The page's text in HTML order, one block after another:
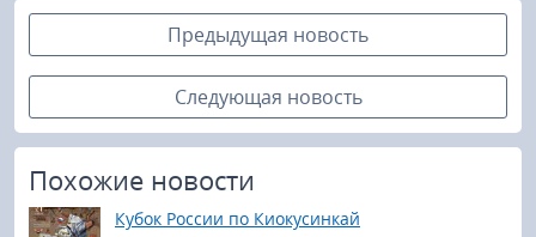
Предыдущая новость
Следующая новость
Похожие новости
Кубок России по Киокусинкай